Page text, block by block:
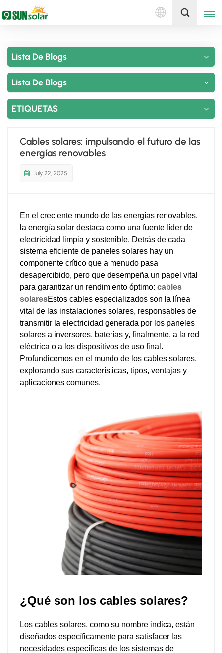
Español
العربية
日本語
한국의
Obtenga una cotización
Lista De Blogs
Lista De Blogs
ETIQUETAS
Cables solares: impulsando el futuro de las
energías renovables
July 22, 2025
En el creciente mundo de las energías renovables,
la energía solar destaca como una fuente líder de
electricidad limpia y sostenible. Detrás de cada
sistema eficiente de paneles solares hay un
componente crítico que a menudo pasa
desapercibido, pero que desempeña un papel vital
para garantizar un rendimiento óptimo: cables
solaresEstos cables especializados son la línea
vital de las instalaciones solares, responsables de
transmitir la electricidad generada por los paneles
solares a inversores, baterías y, finalmente, a la red
eléctrica o a los dispositivos de uso final.
Profundicemos en el mundo de los cables solares,
explorando sus características, tipos, ventajas y
aplicaciones comunes.
¿Qué son los cables solares?
Los cables solares, como su nombre indica, están
diseñados específicamente para satisfacer las
necesidades específicas de los sistemas de